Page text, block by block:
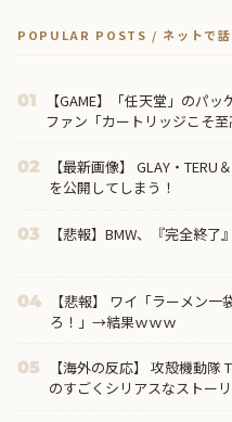
POPULAR POSTS / ネットで話
01
【GAME】「任天堂」のパ
ファン「カートリッジこそ至
02
【最新画像】 GLAY・
を公開してしまう！
03 【悲報】BMW、『完全終
04
【悲報】 ワイ「ラーメン
ろ！」→結果ｗｗｗ
05
【海外の反応】 攻殻機動隊
のすごくシリアスなストー